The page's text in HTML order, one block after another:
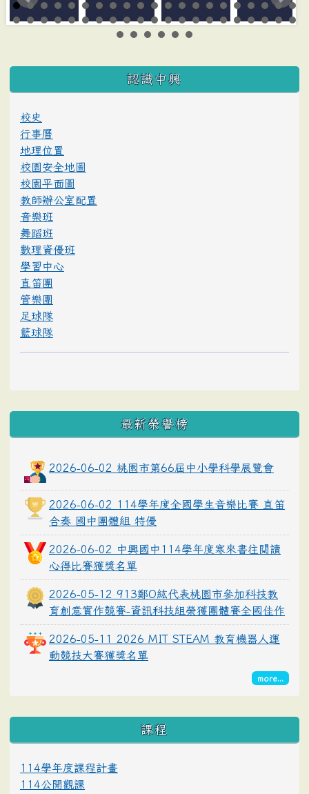
:::
認識中興
校史
行事曆
地理位置
校園安全地圖
校園平面圖
教師辦公室配置
音樂班
舞蹈班
數理資優班
學習中心
直笛團
管樂團
足球隊
籃球隊
最新榮譽榜
2026-06-02 桃園市第66屆中小學科學展覽會
2026-06-02 114學年度全國學生音樂比賽 直笛
合奏 國中團體組 特優
2026-06-02 中興國中114學年度寒來書往閱讀
心得比賽獲獎名單
2026-05-12 913鄭O紘代表桃園市參加科技教
育創意實作競賽-資訊科技組榮獲團體賽全國佳作
2026-05-11 2026 MIT STEAM 教育機器人運
動競技大賽獲獎名單
more...
課程
114學年度課程計畫
114公開觀課